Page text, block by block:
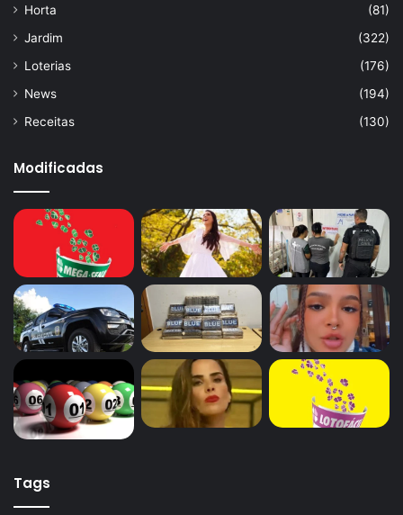
Horta
(81)
Jardim
(322)
Loterias
(176)
News
(194)
Receitas
(130)
Modificadas
Tags